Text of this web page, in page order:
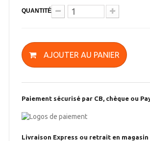
QUANTITÉ
AJOUTER AU PANIER
Paiement sécurisé par CB, chèque ou
Livraison Express ou retrait en magasin